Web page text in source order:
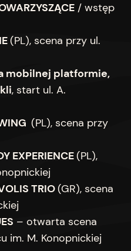
/ wstęp
(PL), scena przy ul.
mobilnej platformie,
, start ul. A.
(PL), scena przy
EXPERIENCE(PL),
TRIO(GR), scena
– otwarta scena
im. M. Konopnickiej